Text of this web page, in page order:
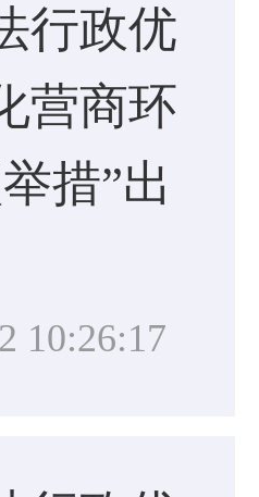
行政优
营商环
措”出
10:26:17